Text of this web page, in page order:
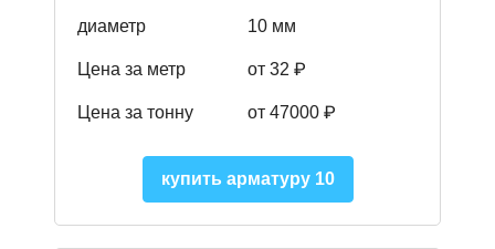
диаметр 10 мм
Цена за метр от 32 ₽
Цена за тонну от 47000 ₽
купить арматуру 10